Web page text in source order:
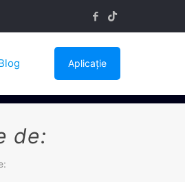
Aplicație
de: